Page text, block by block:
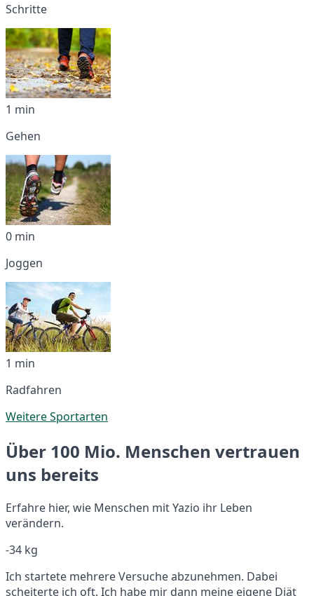
Schritte
1 min
Gehen
0 min
Joggen
1 min
Radfahren
Weitere Sportarten
Über 100 Mio. Menschen vertrauen
uns bereits
Erfahre hier, wie Menschen mit Yazio ihr Leben
verändern.
-34 kg
Ich startete mehrere Versuche abzunehmen. Dabei
scheiterte ich oft. Ich habe mir dann meine eigene Diät